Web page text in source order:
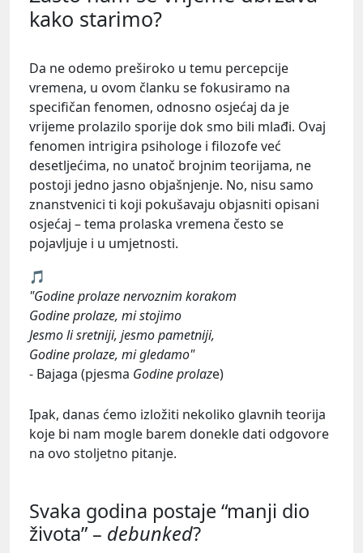
kako starimo?
Da ne odemo preširoko u temu percepcije
vremena, u ovom članku se fokusiramo na
specifičan fenomen, odnosno osjećaj da je
vrijeme prolazilo sporije dok smo bili mlađi. Ovaj
fenomen intrigira psihologe i filozofe već
desetljećima, no unatoč brojnim teorijama, ne
postoji jedno jasno objašnjenje. No, nisu samo
znanstvenici ti koji pokušavaju objasniti opisani
osjećaj – tema prolaska vremena često se
pojavljuje i u umjetnosti.
🎵
"Godine prolaze nervoznim korakom
Godine prolaze, mi stojimo
Jesmo li sretniji, jesmo pametniji,
Godine prolaze, mi gledamo"
- Bajaga (pjesma Godine prolaze)
Ipak, danas ćemo izložiti nekoliko glavnih teorija
koje bi nam mogle barem donekle dati odgovore
na ovo stoljetno pitanje.
Svaka godina postaje “manji dio
života” – debunked?